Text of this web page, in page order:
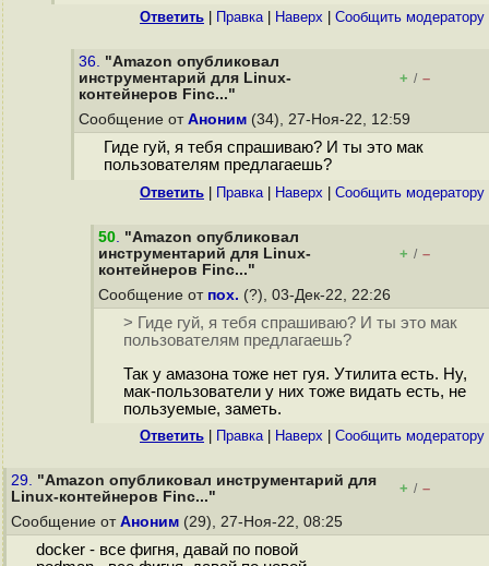
Ответить Правка| Наверх Cообщить модератору
36. "Amazon опубликовал
инструментарий для Linux-
контейнеров Finc..."
+ / –
Сообщение от Аноним (34), 27-Ноя-22, 12:59
Гиде гуй, я тебя спрашиваю? И ты это мак
пользователям предлагаешь?
Ответить Правка| Наверх Cообщить модератору
50. "Amazon опубликовал
инструментарий для Linux-
контейнеров Finc..."
+ / –
Сообщение от пох. (?), 03-Дек-22, 22:26
> Гиде гуй, я тебя спрашиваю? И ты это мак
пользователям предлагаешь?
Так у амазона тоже нет гуя. Утилита есть. Ну,
мак-пользователи у них тоже видать есть, не
пользуемые, заметь.
Ответить Правка| Наверх Cообщить модератору
29. "Amazon опубликовал инструментарий для
Linux-контейнеров Finc..."
+ / –
Сообщение от Аноним (29), 27-Ноя-22, 08:25
docker - все фигня, давай по повой